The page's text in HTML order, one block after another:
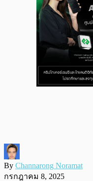
By Channarong Noramat
กรกฎาคม 8, 2025